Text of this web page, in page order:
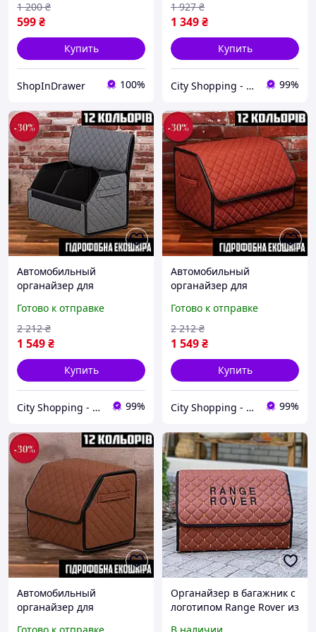
599₴
1 200 ₴
Купить
ShopInDrawer 100%
1 349₴
1 927 ₴
Купить
City Shopping - Интернет-магазин 99%
Автомобильный
органайзер для
Автомобильная сумка на
липучках в багажник авто
Готово к отправке
1 549₴
2 212 ₴
Купить
City Shopping - Интернет-магазин 99%
Автомобильный
органайзер для
Автомобильная сумка на
липучках в багажник авто
Готово к отправке
1 549₴
2 212 ₴
Купить
City Shopping - Интернет-магазин 99%
Автомобильный
органайзер для
Органайзер в багажник с
логотипом Range Rover из